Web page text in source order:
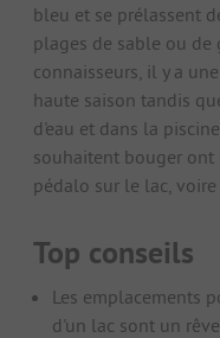
bleu et se prélassent
plages de sable ou de
connaisseurs, il y a
haute saison tandis
d'eau et dans la
souhaitent bouger ont
pédalo sur le lac,
Top conseils
Les emplacements
d'un lac sont un